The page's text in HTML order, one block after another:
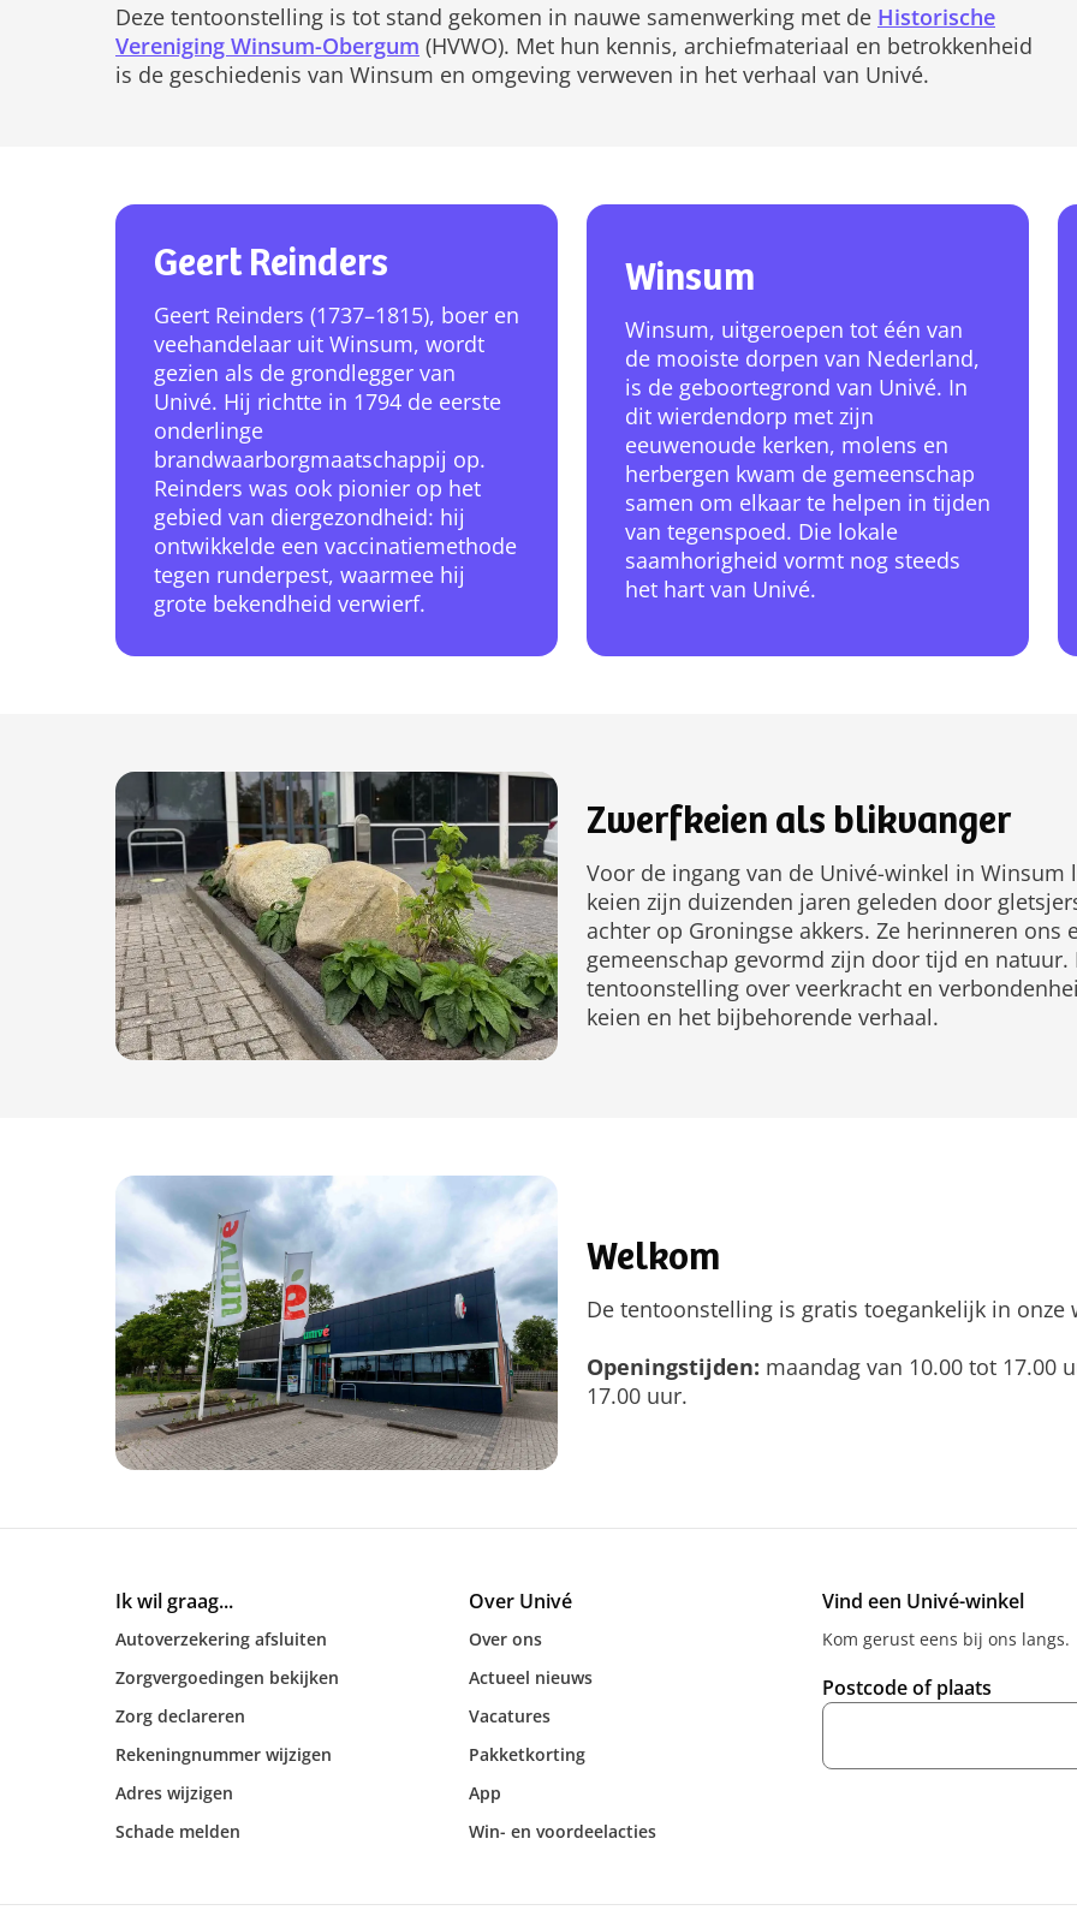
Deze tentoonstelling is tot stand gekomen in nauwe samenwerking met de Historische
Vereniging Winsum-Obergum (HVWO). Met hun kennis, archiefmateriaal en betrokkenheid
is de geschiedenis van Winsum en omgeving verweven in het verhaal van Univé.
Geert Reinders
Geert Reinders (1737–1815), boer en
veehandelaar uit Winsum, wordt
gezien als de grondlegger van
Univé. Hij richtte in 1794 de eerste
onderlinge
brandwaarborgmaatschappij op.
Reinders was ook pionier op het
gebied van diergezondheid: hij
ontwikkelde een vaccinatiemethode
tegen runderpest, waarmee hij
grote bekendheid verwierf.
Winsum
Winsum, uitgeroepen tot één van
de mooiste dorpen van Nederland,
is de geboortegrond van Univé. In
dit wierdendorp met zijn
eeuwenoude kerken, molens en
herbergen kwam de gemeenschap
samen om elkaar te helpen in tijden
van tegenspoed. Die lokale
saamhorigheid vormt nog steeds
het hart van Univé.
Zwerfkeien als blikvanger
Voor de ingang van de Univé-winkel in
keien zijn duizenden jaren geleden door
achter op Groningse akkers. Ze herinneren ons
gemeenschap gevormd zijn door tijd en
tentoonstelling over veerkracht en
keien en het bijbehorende verhaal.
Welkom
De tentoonstelling is gratis toegankelijk in
Openingstijden: maandag van 10.00 tot 17.00
17.00 uur.
Ik wil graag...
Autoverzekering afsluiten
Zorgvergoedingen bekijken
Zorg declareren
Rekeningnummer wijzigen
Adres wijzigen
Schade melden
Over Univé
Over ons
Actueel nieuws
Vacatures
Pakketkorting
App
Win- en voordeelacties
Vind een Univé-winkel
Kom gerust eens bij ons langs.
Postcode of plaats